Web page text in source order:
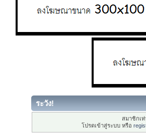
ระวัง!
สมาชิกเ
โปรดเข้าสู่ระบบ หรือ